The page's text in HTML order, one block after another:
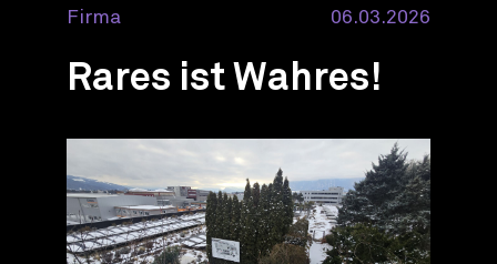
Firma 06.03.2026
Rares ist Wahres!